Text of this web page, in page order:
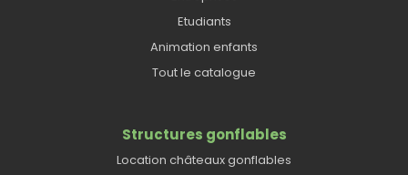
Etudiants
Animation enfants
Tout le catalogue
Structures gonflables
Location châteaux gonflables